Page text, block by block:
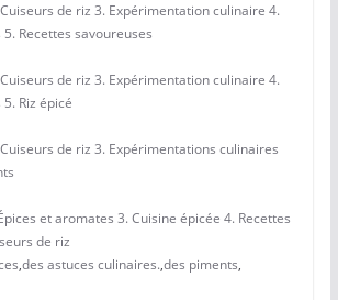
de riz 3. Expérimentation culinaire 4.
Recettes savoureuses
de riz 3. Expérimentation culinaire 4.
Riz épicé
de riz 3. Expérimentations culinaires
et aromates 3. Cuisine épicée 4. Recettes
de riz
,des astuces culinaires.,des piments,